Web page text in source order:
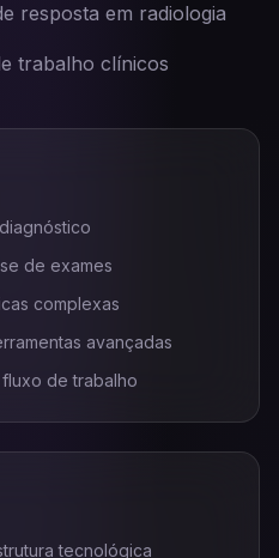
resposta em radiologia
trabalho clínicos
de exames
complexas
avançadas
de trabalho
tecnológica